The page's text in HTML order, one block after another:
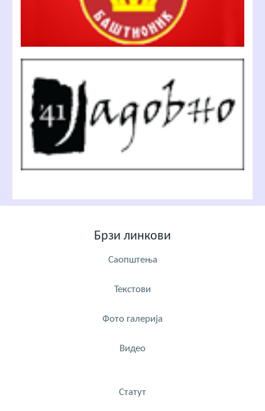
Брзи линкови
Саопштења
Текстови
Фото галерија
Видео
Статут